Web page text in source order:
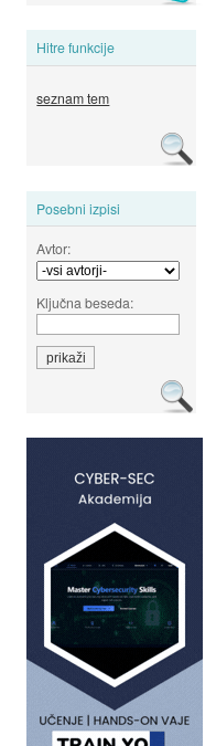
Hitre funkcije
seznam tem
Posebni izpisi
Avtor:
Ključna beseda: